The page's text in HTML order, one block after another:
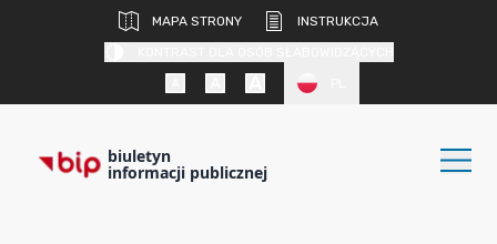
MAPA STRONY
INSTRUKCJA
biuletyn
informacji publicznej